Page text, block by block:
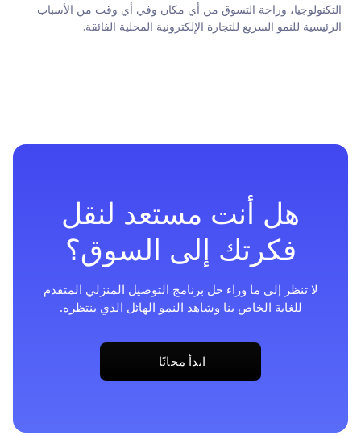
التكنولوجيا، وراحة التسوق من أي مكان وفي أي وقت من الأسباب
الرئيسية للنمو السريع للتجارة الإلكترونية المحلية الفائقة.
هل أنت مستعد لنقل
فكرتك إلى السوق؟
لا تنظر إلى ما وراء حل برنامج التوصيل المنزلي المتقدم
للغاية الخاص بنا وشاهد النمو الهائل الذي ينتظره.
ابدأ مجانًا